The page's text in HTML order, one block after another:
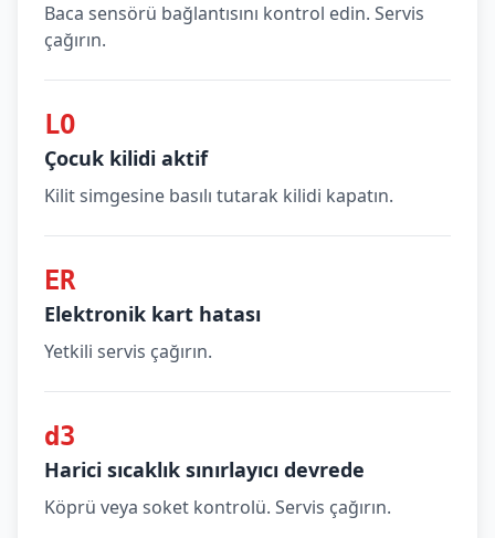
Baca sensörü bağlantısını kontrol edin. Servis
çağırın.
LO
Çocuk kilidi aktif
Kilit simgesine basılı tutarak kilidi kapatın.
ER
Elektronik kart hatası
Yetkili servis çağırın.
d3
Harici sıcaklık sınırlayıcı devrede
Köprü veya soket kontrolü. Servis çağırın.